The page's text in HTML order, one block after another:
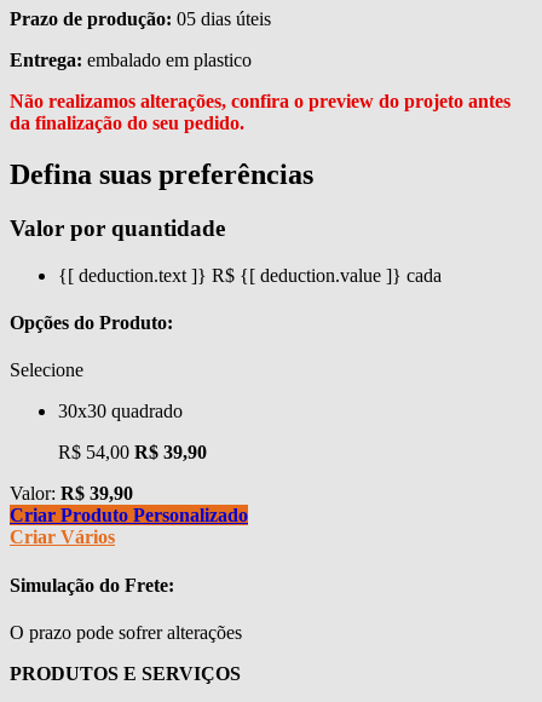
Prazo de produção: 05 dias úteis
Entrega: embalado em plastico
Não realizamos alterações, confira o preview do projeto antes
da finalização do seu pedido.
Defina suas preferências
Valor por quantidade
{[ deduction.text ]} R$ {[ deduction.value ]} cada
Opções do Produto:
Selecione
30x30 quadrado
R$ 54,00 R$ 39,90
Valor: R$ 39,90
Criar Produto Personalizado
Criar Vários
Simulação do Frete:
O prazo pode sofrer alterações
PRODUTOS E SERVIÇOS